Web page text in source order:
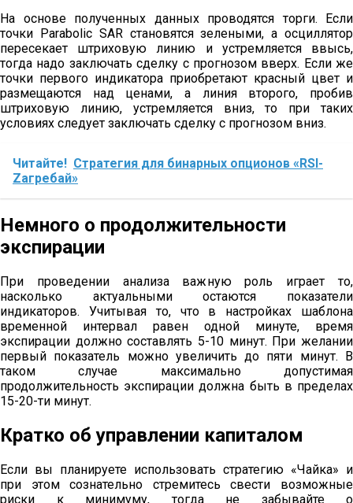
На основе полученных данных проводятся торги. Если
точки Parabolic SAR становятся зелеными, а осциллятор
пересекает штриховую линию и устремляется ввысь,
тогда надо заключать сделку с прогнозом вверх. Если же
точки первого индикатора приобретают красный цвет и
размещаются над ценами, а линия второго, пробив
штриховую линию, устремляется вниз, то при таких
условиях следует заключать сделку с прогнозом вниз.
Читайте! Стратегия для бинарных опционов «RSI-
Zагребай»
Немного о продолжительности
экспирации
При проведении анализа важную роль играет то,
насколько актуальными остаются показатели
индикаторов. Учитывая то, что в настройках шаблона
временной интервал равен одной минуте, время
экспирации должно составлять 5-10 минут. При желании
первый показатель можно увеличить до пяти минут. В
таком случае максимально допустимая
продолжительность экспирации должна быть в пределах
15-20-ти минут.
Кратко об управлении капиталом
Если вы планируете использовать стратегию «Чайка» и
при этом сознательно стремитесь свести возможные
риски к минимуму, тогда не забывайте о